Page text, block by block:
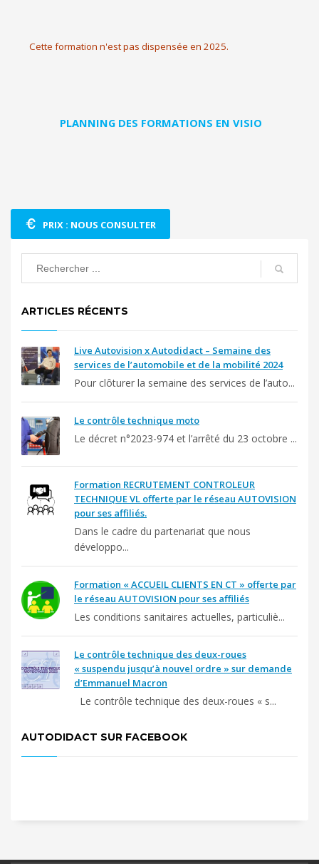
Cette formation n'est pas dispensée en 2025.
PLANNING DES FORMATIONS EN VISIO
PRIX : NOUS CONSULTER
ARTICLES RÉCENTS
Live Autovision x Autodidact – Semaine des
services de l’automobile et de la mobilité 2024
Pour clôturer la semaine des services de l’auto...
Le contrôle technique moto
Le décret n°2023-974 et l’arrêté du 23 octobre ...
Formation RECRUTEMENT CONTROLEUR
TECHNIQUE VL offerte par le réseau AUTOVISION
pour ses affiliés.
Dans le cadre du partenariat que nous
développo...
Formation « ACCUEIL CLIENTS EN CT » offerte par
le réseau AUTOVISION pour ses affiliés
Les conditions sanitaires actuelles, particuliè...
Le contrôle technique des deux-roues
« suspendu jusqu’à nouvel ordre » sur demande
d’Emmanuel Macron
Le contrôle technique des deux-roues « s...
AUTODIDACT SUR FACEBOOK